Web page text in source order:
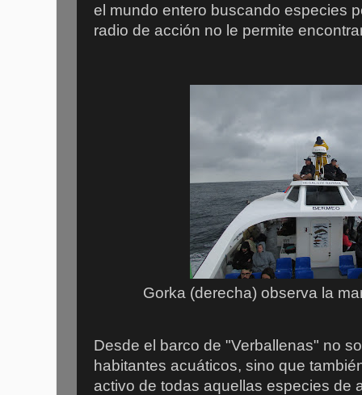
el mundo entero buscando especies
radio de acción no le permite
Gorka (derecha) observa la
Desde el barco de "Verballenas" no
habitantes acuáticos, sino que
activo de todas aquellas especies de